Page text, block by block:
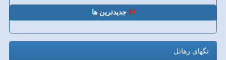
جدیدترین ها
تگهای رهاتل